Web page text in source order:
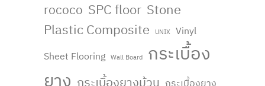
rococo SPC floor Stone
Plastic Composite
UNIX Vinyl
Sheet Flooring Wall Board
กระเบื้อง
ยาง กระเบื้องยางม้วน กระเบื้องยาง